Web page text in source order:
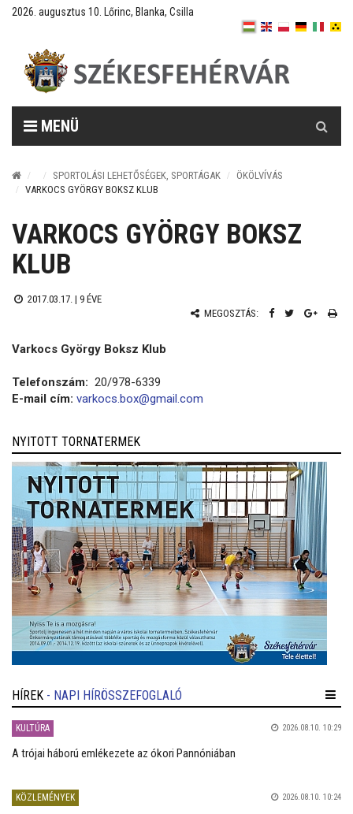
2026. augusztus 10. Lőrinc, Blanka, Csilla
MENÜ
SPORTOLÁSI LEHETŐSÉGEK, SPORTÁGAK
ÖKÖLVÍVÁS
VARKOCS GYÖRGY BOKSZ KLUB
VARKOCS GYÖRGY BOKSZ
KLUB
2017.03.17. | 9 ÉVE
MEGOSZTÁS:
Varkocs György Boksz Klub
Telefonszám: 20/978-6339
E-mail cím: varkocs.box@gmail.com
NYITOTT TORNATERMEK
HÍREK - NAPI HÍRÖSSZEFOGLALÓ
KULTÚRA 2026.08.10. 10:29
A trójai háború emlékezete az ókori Pannóniában
KÖZLEMÉNYEK 2026.08.10. 10:24